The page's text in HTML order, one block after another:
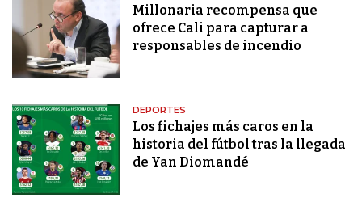
Millonaria recompensa que
ofrece Cali para capturar a
responsables de incendio
DEPORTES
Los fichajes más caros en la
historia del fútbol tras la llegada
de Yan Diomandé